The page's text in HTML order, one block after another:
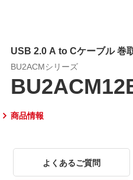
USB 2.0 A to Cケーブル 巻
BU2ACMシリーズ
商品情報
よくあるご質問